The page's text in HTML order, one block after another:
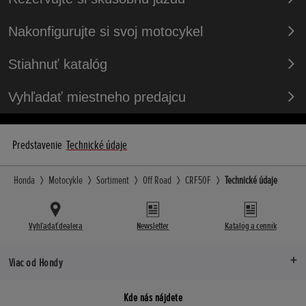
2,50 - 10"
Predné kolesá
Oceľový ráfik/drôtené lúče
Zadné kolesá
Svetlá výška (mm)
146
Pohotovostná hmotnosť (kg)
Výška sedadla (mm)
548
Závlek (mm)
32
Rázvor (mm)
911
Nakonfigurujte si svoj motocykel
Stiahnuť katalóg
Vyhľadať miestneho predajcu
Predstavenie Technické údaje
Honda Motocykle Sortiment Off Road CRF50F Technické údaje
Vyhľadať dealera Newsletter Katalóg a cenník
Viac od Hondy
Kde nás nájdete